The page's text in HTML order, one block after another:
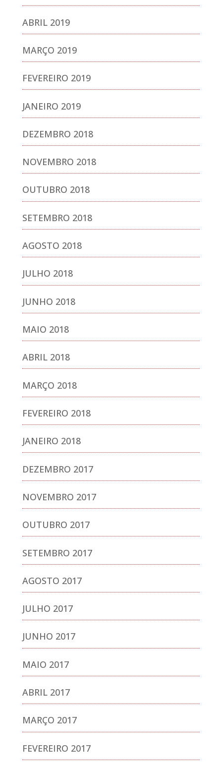
ABRIL 2019
MARÇO 2019
FEVEREIRO 2019
JANEIRO 2019
DEZEMBRO 2018
NOVEMBRO 2018
OUTUBRO 2018
SETEMBRO 2018
AGOSTO 2018
JULHO 2018
JUNHO 2018
MAIO 2018
ABRIL 2018
MARÇO 2018
FEVEREIRO 2018
JANEIRO 2018
DEZEMBRO 2017
NOVEMBRO 2017
OUTUBRO 2017
SETEMBRO 2017
AGOSTO 2017
JULHO 2017
JUNHO 2017
MAIO 2017
ABRIL 2017
MARÇO 2017
FEVEREIRO 2017